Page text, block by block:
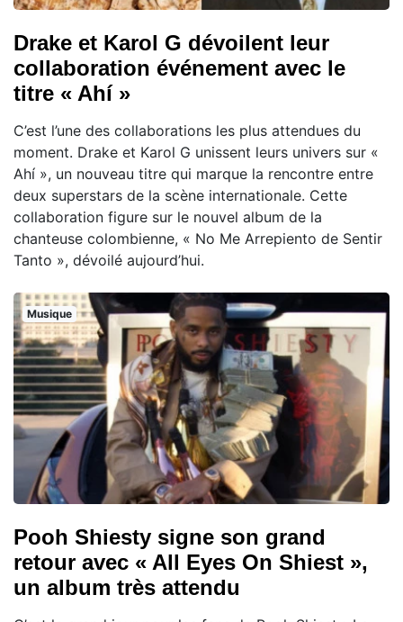
Drake et Karol G dévoilent leur
collaboration événement avec le
titre « Ahí »
C’est l’une des collaborations les plus attendues du
moment. Drake et Karol G unissent leurs univers sur «
Ahí », un nouveau titre qui marque la rencontre entre
deux superstars de la scène internationale. Cette
collaboration figure sur le nouvel album de la
chanteuse colombienne, « No Me Arrepiento de Sentir
Tanto », dévoilé aujourd’hui.
Musique
Pooh Shiesty signe son grand
retour avec « All Eyes On Shiest »,
un album très attendu